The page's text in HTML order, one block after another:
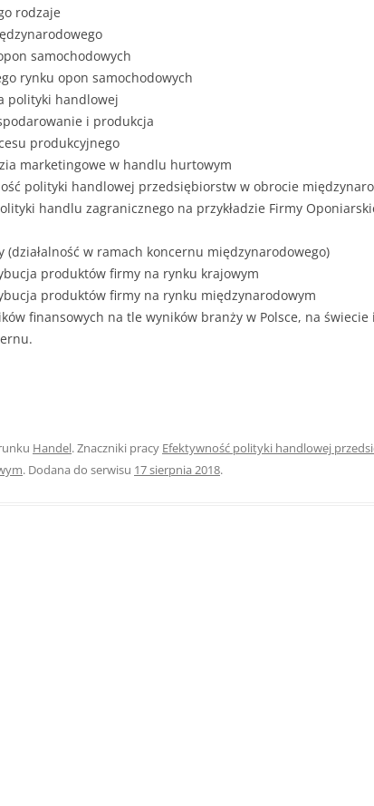
EUROPEISTYKA
FINANSE
GASTRONOMIA
HANDEL
HISTORIA
HOTELARSTWO
LOGISTYKA I TRANSPORT
MARKETING
POLITOLOGIA
rodzaje
samochodowych
rynku opon samochodowych
polityki handlowej
i produkcja
produkcyjnego
marketingowe w handlu hurtowym
polityki handlowej przedsiębiorstw w obrocie
handlu zagranicznego na przykładzie Firmy
(działalność w ramach koncernu międzynarodowego)
produktów firmy na rynku krajowym
produktów firmy na rynku międzynarodowym
finansowych na tle wyników branży w Polsce, na świecie
Handel. Znaczniki pracy Efektywność polityki handlowej
. Dodana do serwisu 17 sierpnia 2018.